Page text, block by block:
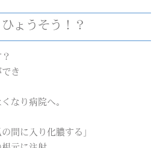
ひょうそう！？
き
なり病院へ。
間に入り化膿する」